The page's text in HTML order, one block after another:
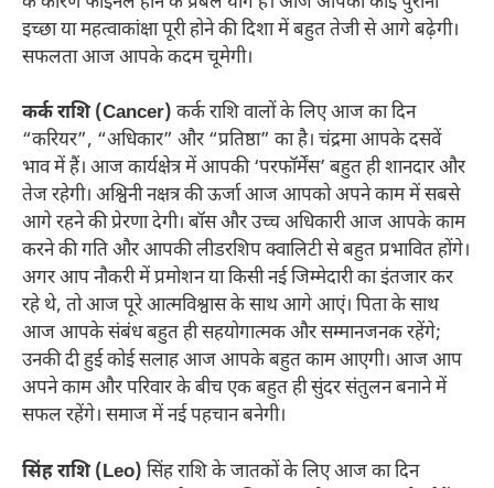
इच्छा या महत्वाकांक्षा पूरी होने की दिशा में बहुत तेजी से आगे बढ़ेगी।
सफलता आज आपके कदम चूमेगी।
कर्क राशि (Cancer) कर्क राशि वालों के लिए आज का दिन
“करियर”, “अधिकार” और “प्रतिष्ठा” का है। चंद्रमा आपके दसवें
भाव में हैं। आज कार्यक्षेत्र में आपकी ‘परफॉर्मेंस’ बहुत ही शानदार और
तेज रहेगी। अश्विनी नक्षत्र की ऊर्जा आज आपको अपने काम में सबसे
आगे रहने की प्रेरणा देगी। बॉस और उच्च अधिकारी आज आपके काम
करने की गति और आपकी लीडरशिप क्वालिटी से बहुत प्रभावित होंगे।
अगर आप नौकरी में प्रमोशन या किसी नई जिम्मेदारी का इंतजार कर
रहे थे, तो आज पूरे आत्मविश्वास के साथ आगे आएं। पिता के साथ
आज आपके संबंध बहुत ही सहयोगात्मक और सम्मानजनक रहेंगे;
उनकी दी हुई कोई सलाह आज आपके बहुत काम आएगी। आज आप
अपने काम और परिवार के बीच एक बहुत ही सुंदर संतुलन बनाने में
सफल रहेंगे। समाज में नई पहचान बनेगी।
सिंह राशि (Leo) सिंह राशि के जातकों के लिए आज का दिन